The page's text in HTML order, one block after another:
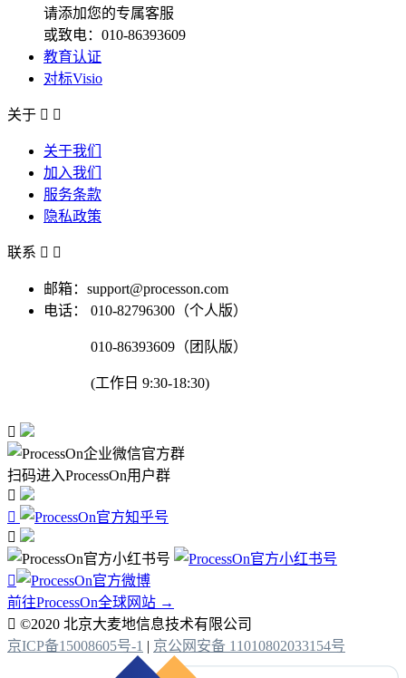
请添加您的专属客服
或致电：010-86393609
教育认证
对标Visio
关于  
关于我们
加入我们
服务条款
隐私政策
联系  
邮箱：support@processon.com
电话：
010-82796300（个人版）
010-86393609（团队版）
(工作日 9:30-18:30)

扫码进入ProcessOn用户群




前往ProcessOn全球网站 →
 ©2020 北京大麦地信息技术有限公司
京ICP备15008605号-1 | 京公网安备 11010802033154号